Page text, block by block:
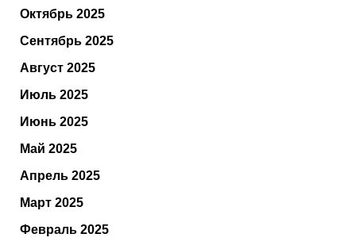
Октябрь 2025
Сентябрь 2025
Август 2025
Июль 2025
Июнь 2025
Май 2025
Апрель 2025
Март 2025
Февраль 2025